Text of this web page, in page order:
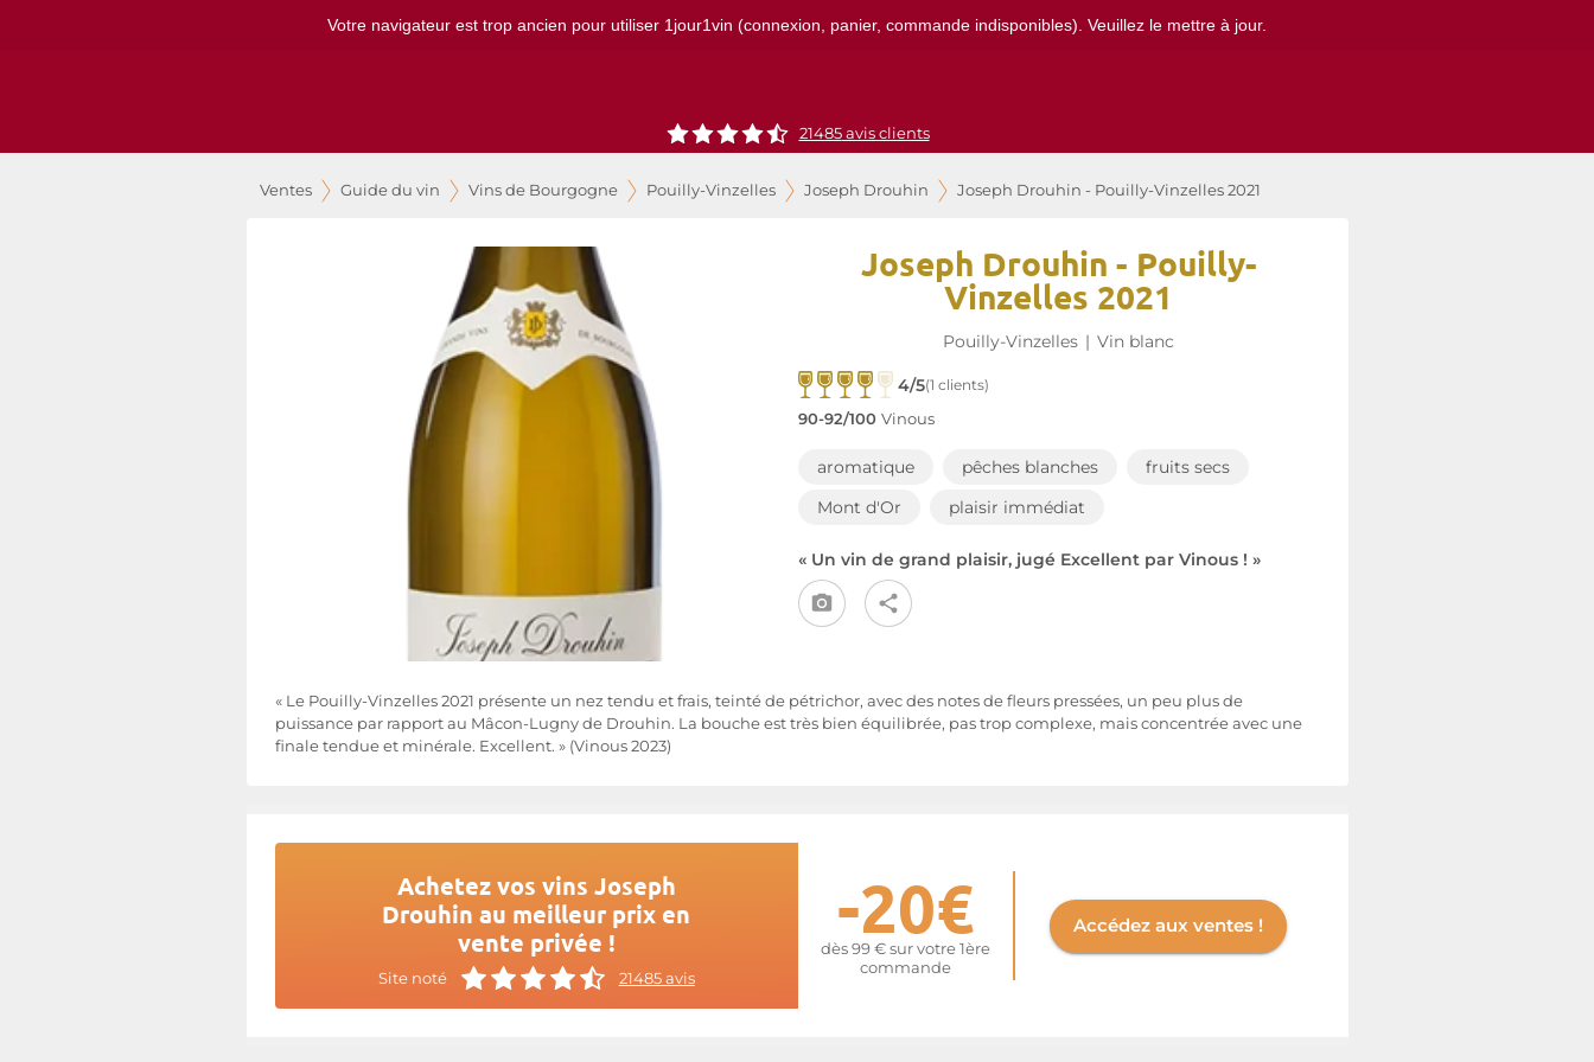
Votre navigateur est trop ancien pour utiliser 1jour1vin (connexion, panier, commande indisponibles). Veuillez le mettre à jour.
21485avis clients
Ventes Guide du vin Vins de Bourgogne Pouilly-Vinzelles Joseph Drouhin Joseph Drouhin - Pouilly-Vinzelles 2021
Joseph Drouhin - Pouilly-
Vinzelles 2021
Pouilly-Vinzelles | Vin blanc
4/5(1 clients)
90-92/100 Vinous
aromatique pêches blanches
fruits secs
Mont d'Or
plaisir immédiat
« Un vin de grand plaisir, jugé Excellent par Vinous ! »
« Le Pouilly-Vinzelles 2021 présente un nez tendu et frais, teinté de pétrichor, avec des notes de fleurs pressées, un peu plus de
puissance par rapport au Mâcon-Lugny de Drouhin. La bouche est très bien équilibrée, pas trop complexe, mais concentrée avec une
finale tendue et minérale. Excellent. » (Vinous 2023)
Achetez vos vins Joseph
Drouhin au meilleur prix en
vente privée !
Site noté 21485 avis
-20€
dès 99 € sur votre 1ère
commande
Accédez aux ventes !